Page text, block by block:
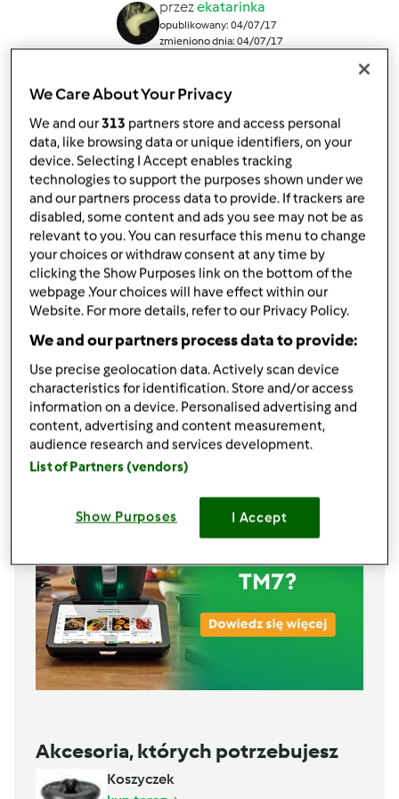
przezekatarinka
opublikowany: 04/07/17
zmieniono dnia: 04/07/17
podziel się przepisem
Stwórz wariant
Składniki
Dżem truskawkowy z białą czekoladą
250g cukru
1/2cytryny
1tabliczka białej czekolady
Lista zakupów
Akcesoria, których potrzebujesz
Koszyczek
We Care About Your Privacy
We and our313 partners store and access personal
data, like browsing data or unique identifiers, on your
device. Selecting I Accept enables tracking
technologies to support the purposes shown under we
and our partners process data to provide. If trackers are
disabled, some content and ads you see may not be as
relevant to you. You can resurface this menu to change
your choices or withdraw consent at any time by
clicking the Show Purposes link on the bottom of the
webpage .Your choices will have effect within our
Website. For more details, refer to our Privacy Policy.
We and our partners process data to provide:
Use precise geolocation data. Actively scan device
characteristics for identification. Store and/or access
information on a device. Personalised advertising and
content, advertising and content measurement,
audience research and services development.
List of Partners (vendors)
Show Purposes I Accept